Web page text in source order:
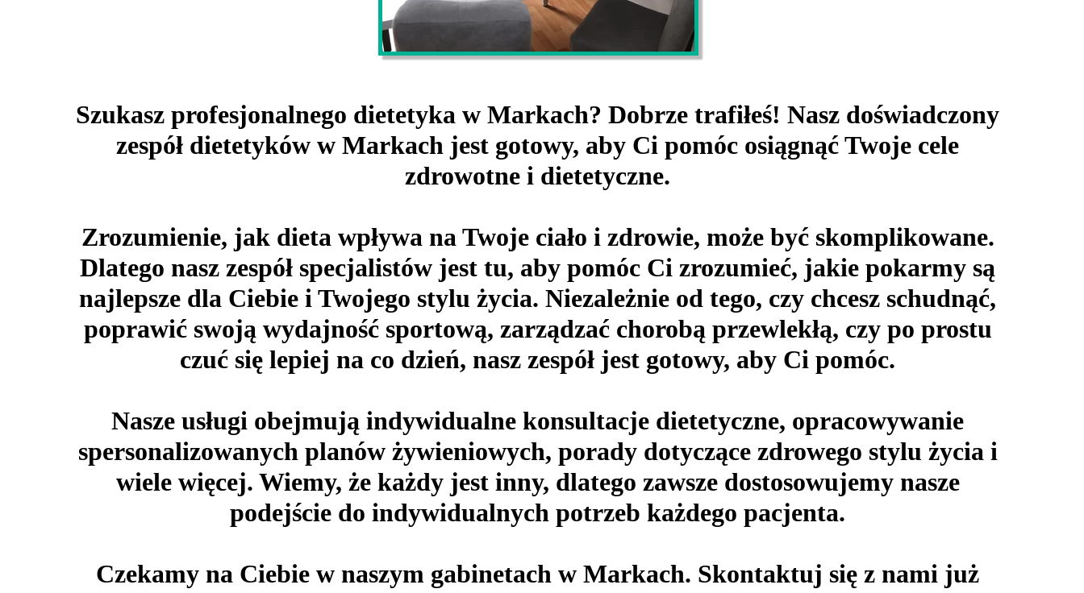
Szukasz profesjonalnego dietetyka w Markach? Dobrze trafiłeś! Nasz doświadczony
zespół dietetyków w Markach jest gotowy, aby Ci pomóc osiągnąć Twoje cele
zdrowotne i dietetyczne.
Zrozumienie, jak dieta wpływa na Twoje ciało i zdrowie, może być skomplikowane.
Dlatego nasz zespół specjalistów jest tu, aby pomóc Ci zrozumieć, jakie pokarmy są
najlepsze dla Ciebie i Twojego stylu życia. Niezależnie od tego, czy chcesz schudnąć,
poprawić swoją wydajność sportową, zarządzać chorobą przewlekłą, czy po prostu
czuć się lepiej na co dzień, nasz zespół jest gotowy, aby Ci pomóc.
Nasze usługi obejmują indywidualne konsultacje dietetyczne, opracowywanie
spersonalizowanych planów żywieniowych, porady dotyczące zdrowego stylu życia i
wiele więcej. Wiemy, że każdy jest inny, dlatego zawsze dostosowujemy nasze
podejście do indywidualnych potrzeb każdego pacjenta.
Czekamy na Ciebie w naszym gabinetach w Markach. Skontaktuj się z nami już